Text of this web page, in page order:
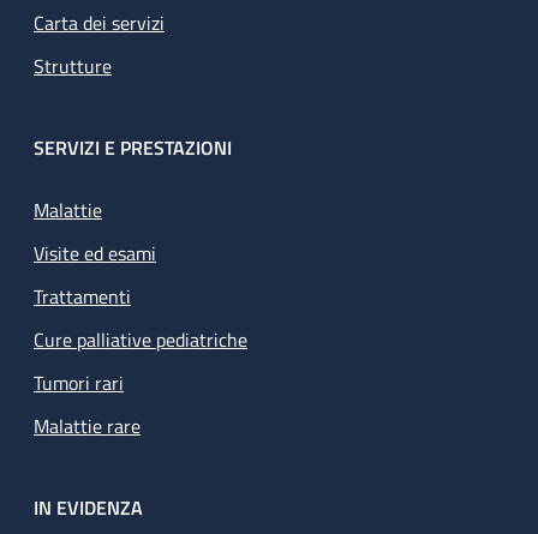
Carta dei servizi
Strutture
SERVIZI E PRESTAZIONI
Malattie
Visite ed esami
Trattamenti
Cure palliative pediatriche
Tumori rari
Malattie rare
IN EVIDENZA